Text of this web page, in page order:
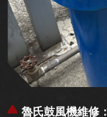
魯氏鼓風機維修：